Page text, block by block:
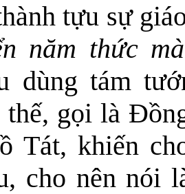
tựu sự
năm thứcmà
dùng tám
gọi là
Tát, khiến
cho nên